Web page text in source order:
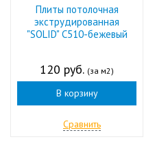
Плиты потолочная
экструдированная
"SOLID" С510-бежевый
120 руб. (за м2)
В корзину
Сравнить